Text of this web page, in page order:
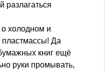
холодном и
пластмассы! Да
книг ещё
руки промывать,